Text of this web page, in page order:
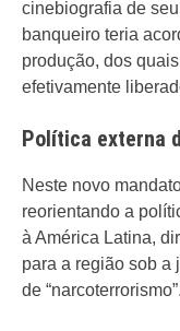
cinebiografia de
banqueiro teria
produção, dos
efetivamente
Política externa
Neste novo
reorientando a
à América Latina,
para a região sob a
de “narcoterrorismo”.